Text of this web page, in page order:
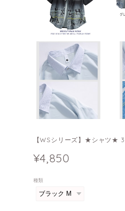
【WSシリーズ】★シャツ★
¥4,850
種類